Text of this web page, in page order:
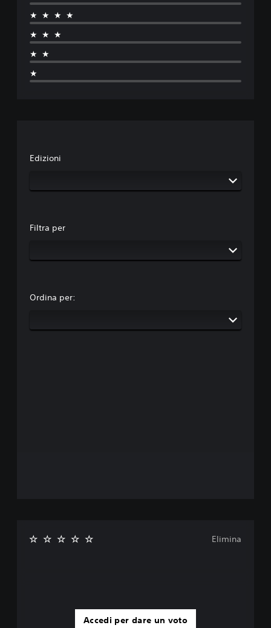
★★★★
★★★
★★
★
Edizioni
Filtra per
Ordina per:
Accedi per dare un voto
Elimina